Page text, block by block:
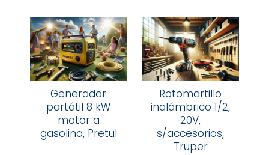
Generador
portátil 8 kW
motor a
gasolina, Pretul
Rotomartillo
inalámbrico 1/2,
20V,
s/accesorios,
Truper